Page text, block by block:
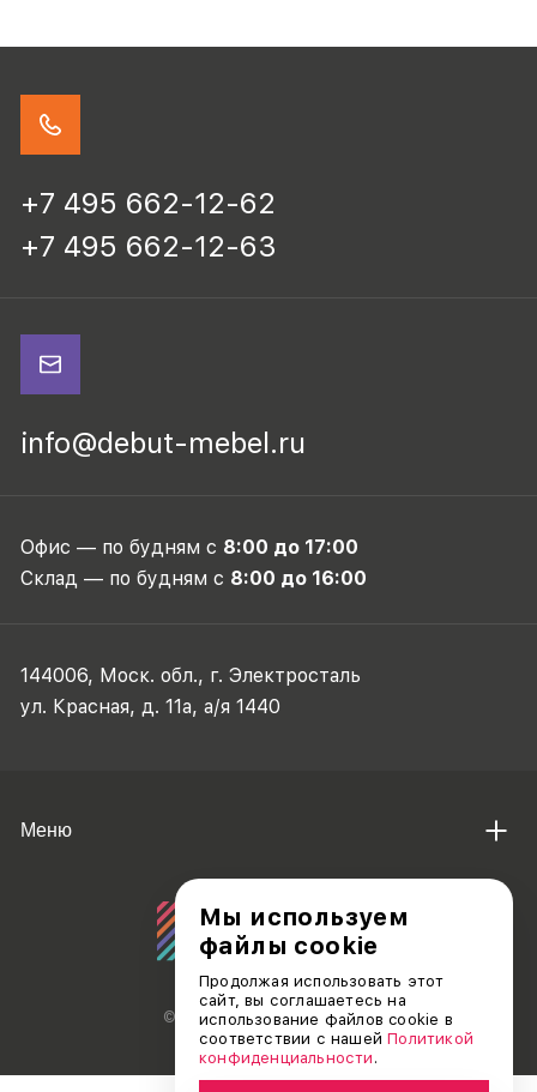
+7 495 662-12-62
+7 495 662-12-63
info@debut-mebel.ru
Офис — по будням с 8:00 до 17:00
Склад — по будням с 8:00 до 16:00
144006, Моск. обл., г. Электросталь
ул. Красная, д. 11а, а/я 1440
© АО «ДЕБЮТ», 2011 — 2026
Меню
Мы используем
файлы cookie
Продолжая использовать этот
сайт, вы соглашаетесь на
использование файлов cookie в
соответствии с нашейПолитикой
конфиденциальности .